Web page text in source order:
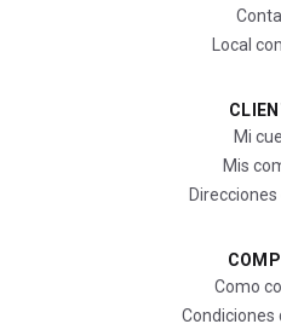
Local
Mi
Mis
Como
Condiciones